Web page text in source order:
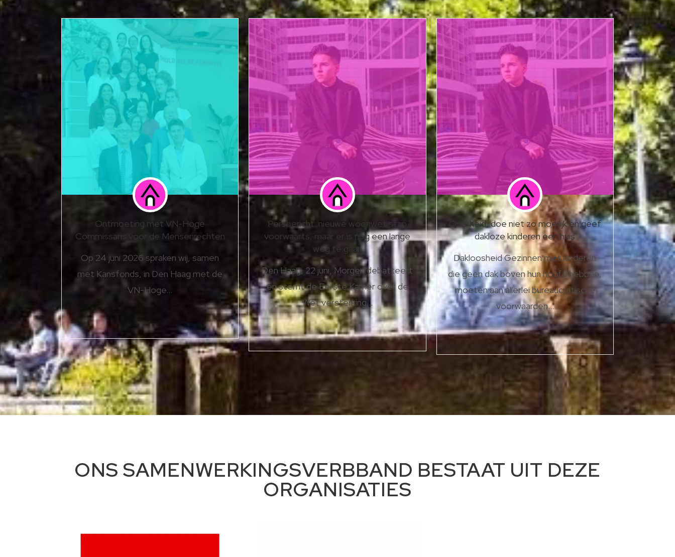
Ontmoeting met VN-Hoge
Commissaris voor de Mensenrechten
Op 24 juni 2026 spraken wij, samen
met Kansfonds, in Den Haag met de
VN-Hoge…
Persbericht: nieuwe woonwet stap
voorwaarts, maar er is nog een lange
weg te gaan
Den Haag, 22 juni, Morgen debatteert
en stemt de Eerste Kamer over de
Wet versterking…
Overheid, doe niet zo moeilijk en geef
dakloze kinderen een huis
Dakloosheid Gezinnen met kinderen
die geen dak boven hun hoofd hebben,
moeten aan allerlei bureaucratische
voorwaarden…
ONS SAMENWERKINGSVERBBAND BESTAAT UIT DEZE
ORGANISATIES